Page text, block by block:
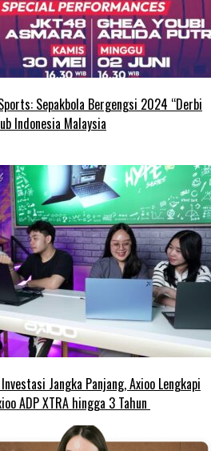
Sepakbola Bergengsi 2024 “Derbi
Indonesia Malaysia
Jangka Panjang, Axioo Lengkapi
ADP XTRA hingga 3 Tahun